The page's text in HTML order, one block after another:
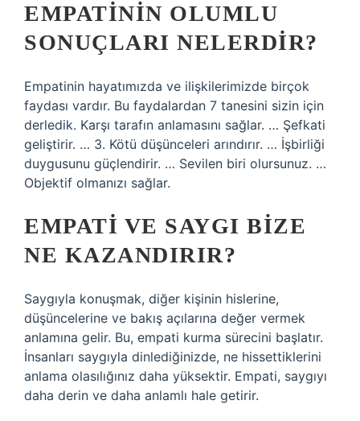
EMPATININ OLUMLU
SONUÇLARI NELERDIR?
Empatinin hayatımızda ve ilişkilerimizde birçok
faydası vardır. Bu faydalardan 7 tanesini sizin için
derledik. Karşı tarafın anlamasını sağlar. … Şefkati
geliştirir. … 3. Kötü düşünceleri arındırır. … İşbirliği
duygusunu güçlendirir. … Sevilen biri olursunuz. …
Objektif olmanızı sağlar.
EMPATI VE SAYGI BIZE
NE KAZANDIRIR?
Saygıyla konuşmak, diğer kişinin hislerine,
düşüncelerine ve bakış açılarına değer vermek
anlamına gelir. Bu, empati kurma sürecini başlatır.
İnsanları saygıyla dinlediğinizde, ne hissettiklerini
anlama olasılığınız daha yüksektir. Empati, saygıyı
daha derin ve daha anlamlı hale getirir.